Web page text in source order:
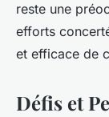
reste une
efforts
et efficace de
Défis et